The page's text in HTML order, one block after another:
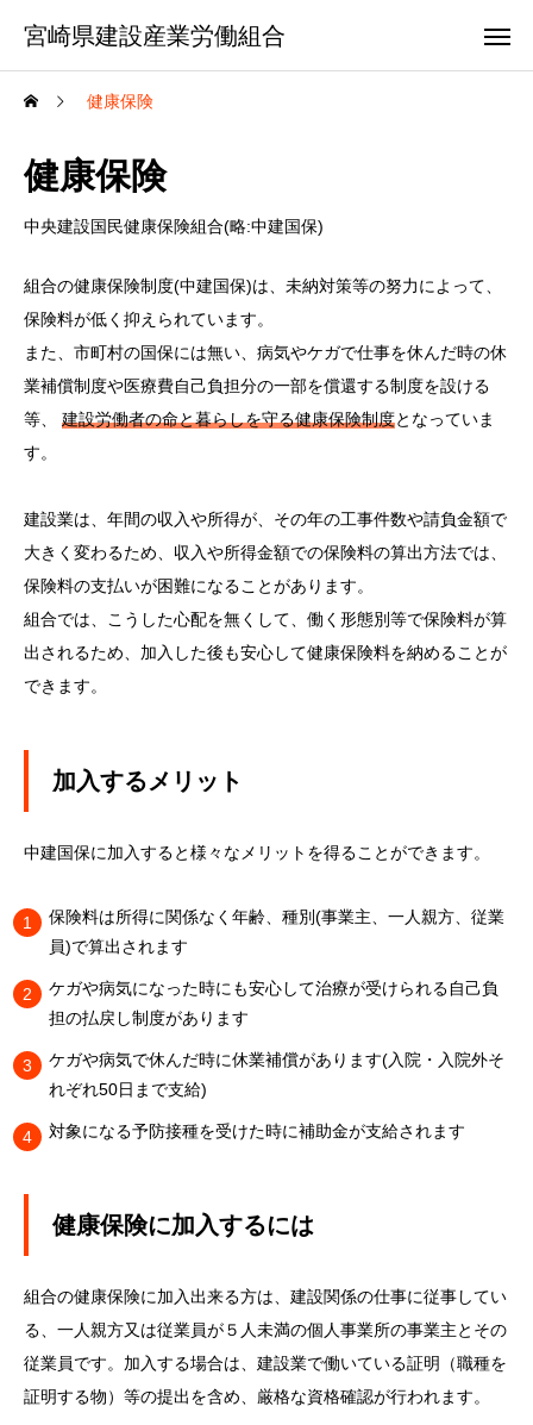
宮崎県建設産業労働組合
健康保険
健康保険
中央建設国民健康保険組合(略:中建国保)
組合の健康保険制度(中建国保)は、未納対策等の努力によって、
保険料が低く抑えられています。
また、市町村の国保には無い、病気やケガで仕事を休んだ時の休
業補償制度や医療費自己負担分の一部を償還する制度を設ける
等、 建設労働者の命と暮らしを守る健康保険制度となっていま
す。
建設業は、年間の収入や所得が、その年の工事件数や請負金額で
大きく変わるため、収入や所得金額での保険料の算出方法では、
保険料の支払いが困難になることがあります。
組合では、こうした心配を無くして、働く形態別等で保険料が算
出されるため、加入した後も安心して健康保険料を納めることが
できます。
加入するメリット
中建国保に加入すると様々なメリットを得ることができます。
保険料は所得に関係なく年齢、種別(事業主、一人親方、従業
員)で算出されます
ケガや病気になった時にも安心して治療が受けられる自己負
担の払戻し制度があります
ケガや病気で休んだ時に休業補償があります(入院・入院外そ
れぞれ50日まで支給)
対象になる予防接種を受けた時に補助金が支給されます
健康保険に加入するには
組合の健康保険に加入出来る方は、建設関係の仕事に従事してい
る、一人親方又は従業員が５人未満の個人事業所の事業主とその
従業員です。加入する場合は、建設業で働いている証明（職種を
証明する物）等の提出を含め、厳格な資格確認が行われます。